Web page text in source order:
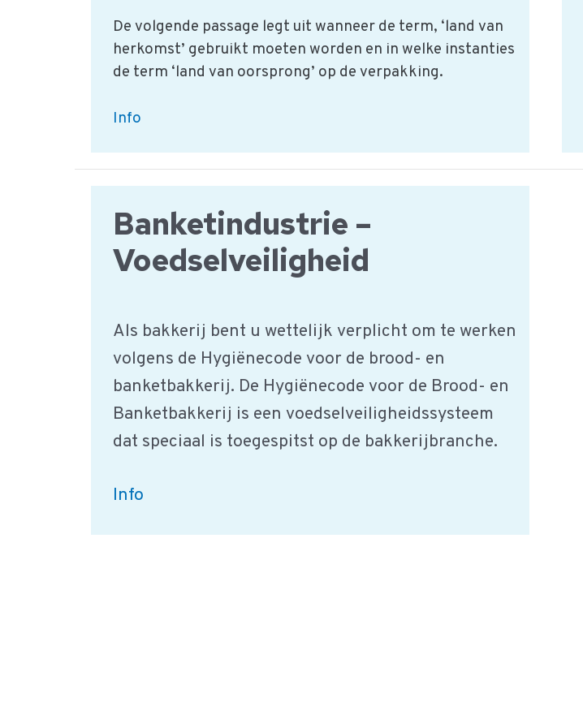
De volgende passage legt uit wanneer de term, ‘land van
herkomst’ gebruikt moeten worden en in welke instanties
de term ‘land van oorsprong’ op de verpakking.
Wetgeving
van
herkomst
en
of
oorsprong
Info
Banketindustrie –
Voedselveiligheid
Als bakkerij bent u wettelijk verplicht om te werken
volgens de Hygiënecode voor de brood- en
banketbakkerij. De Hygiënecode voor de Brood- en
Banketbakkerij is een voedselveiligheidssysteem
dat speciaal is toegespitst op de bakkerijbranche.
Banketindustrie
Info